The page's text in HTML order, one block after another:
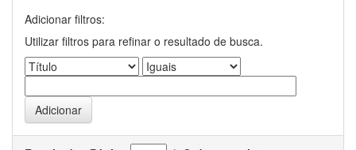
Adicionar filtros:
Utilizar filtros para refinar o resultado de busca.